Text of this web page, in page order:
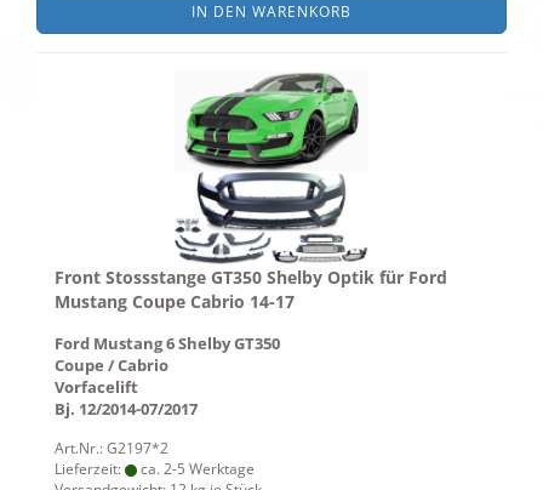
IN DEN WARENKORB
Front Stossstange GT350 Shelby Optik für Ford
Mustang Coupe Cabrio 14-17
Ford Mustang 6 Shelby GT350
Coupe / Cabrio
Vorfacelift
Bj. 12/2014-07/2017
Art.Nr.: G2197*2
Lieferzeit:
ca. 2-5 Werktage